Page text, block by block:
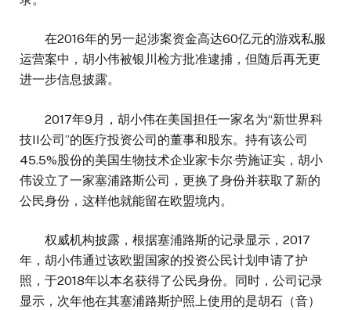
在2016年的另一起涉案资金高达60亿元的游戏私服
运营案中，胡小伟被银川检方批准逮捕，但随后再无更
进一步信息披露。
2017年9月，胡小伟在美国担任一家名为“新世界科
技II公司”的医疗投资公司的董事和股东。持有该公司
45.5%股份的美国生物技术企业家卡尔·劳施证实，胡小
伟设立了一家塞浦路斯公司，更换了身份并获取了新的
公民身份，这样他就能留在欧盟境内。
权威机构披露，根据塞浦路斯的记录显示，2017
年，胡小伟通过该欧盟国家的投资公民计划申请了护
照，于2018年以本名获得了公民身份。同时，公司记录
显示，次年他在其塞浦路斯护照上使用的是胡石（音）